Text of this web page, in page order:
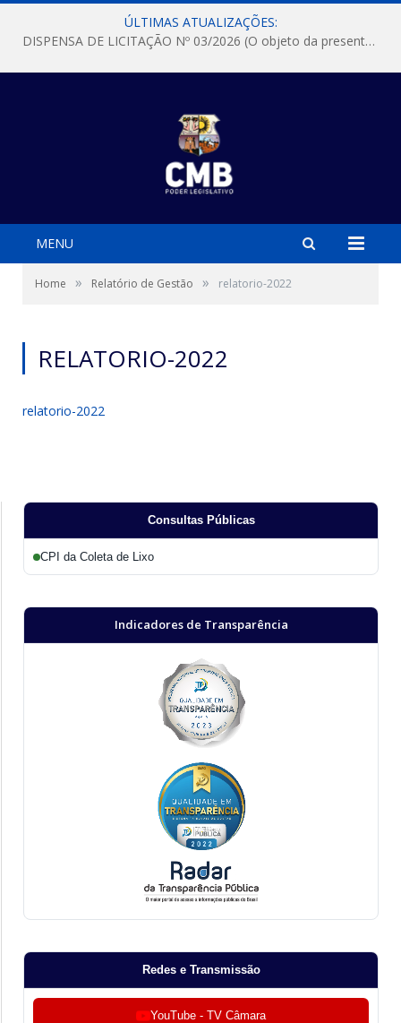
ÚLTIMAS ATUALIZAÇÕES:
DISPENSA DE LICITAÇÃO Nº 03/2026 (O objeto da presente dispensa é a escolha da proposta mais vantajosa para a aquisição, de aparelhos de ar condicionado, tipo Split, com material de instalação e fogão industrial, conforme condições, quantidades e exigências estabelecidas no termo de referencia e neste aviso de contratação direta e seus anexos)
MENU
Home » Relatório de Gestão » relatorio-2022
RELATORIO-2022
relatorio-2022
Consultas Públicas
CPI da Coleta de Lixo
Indicadores de Transparência
Redes e Transmissão
YouTube - TV Câmara